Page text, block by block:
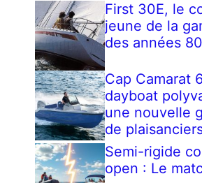
First 30E, le
jeune de la
des années 80
Cap Camarat
dayboat
une nouvelle
de
Semi-rigide
open : Le